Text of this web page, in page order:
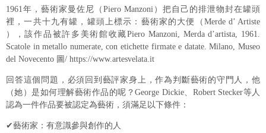
1961年，藝術家曼佐尼（Piero Manzoni）把自己的排泄物封在罐頭
裡，一共十九有罐，罐頭上標示：藝術家的大便（Merde d’ Artiste
），該作品被許多美術館收藏Piero Manzoni, Merda d’artista, 1961.
Scatole in metallo numerate, con etichette firmate e datate. Milano, Museo
del Novecento 圖/ https://www.artesvelata.it
回答這個問題，必須回到藝評家身上，作為判斷藝術的守門人，他
（她）是如何理解藝術作品的呢？George Dickie、Robert Stecker等人
認為一件作品要被認定為藝術，須滿足以下條件：
✔藝術家：有意識參與創作的人